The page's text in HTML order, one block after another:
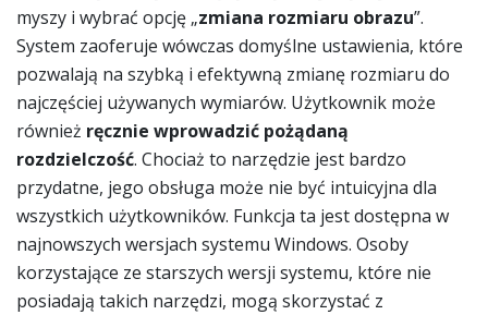
myszy i wybrać opcję „zmiana rozmiaru obrazu”.
System zaoferuje wówczas domyślne ustawienia, które
pozwalają na szybką i efektywną zmianę rozmiaru do
najczęściej używanych wymiarów. Użytkownik może
również ręcznie wprowadzić pożądaną
rozdzielczość. Chociaż to narzędzie jest bardzo
przydatne, jego obsługa może nie być intuicyjna dla
wszystkich użytkowników. Funkcja ta jest dostępna w
najnowszych wersjach systemu Windows. Osoby
korzystające ze starszych wersji systemu, które nie
posiadają takich narzędzi, mogą skorzystać z